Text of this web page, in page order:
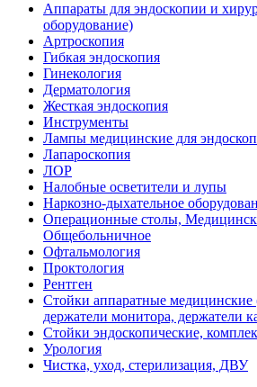
Аппараты для эндоскопии и
оборудование)
Артроскопия
Гибкая эндоскопия
Гинекология
Дерматология
Жесткая эндоскопия
Инструменты
Лампы медицинские для
Лапароскопия
ЛОР
Налобные осветители и лупы
Наркозно-дыхательное
Операционные столы,
Общебольничное
Офтальмология
Проктология
Рентген
Стойки аппаратные
держатели монитора, держатели
Стойки эндоскопические,
Урология
Чистка, уход, стерилизация, ДВУ